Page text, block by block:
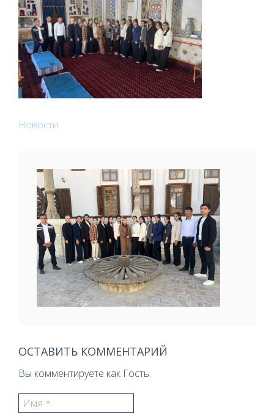
Новости
ОСТАВИТЬ КОММЕНТАРИЙ
Вы комментируете как Гость.